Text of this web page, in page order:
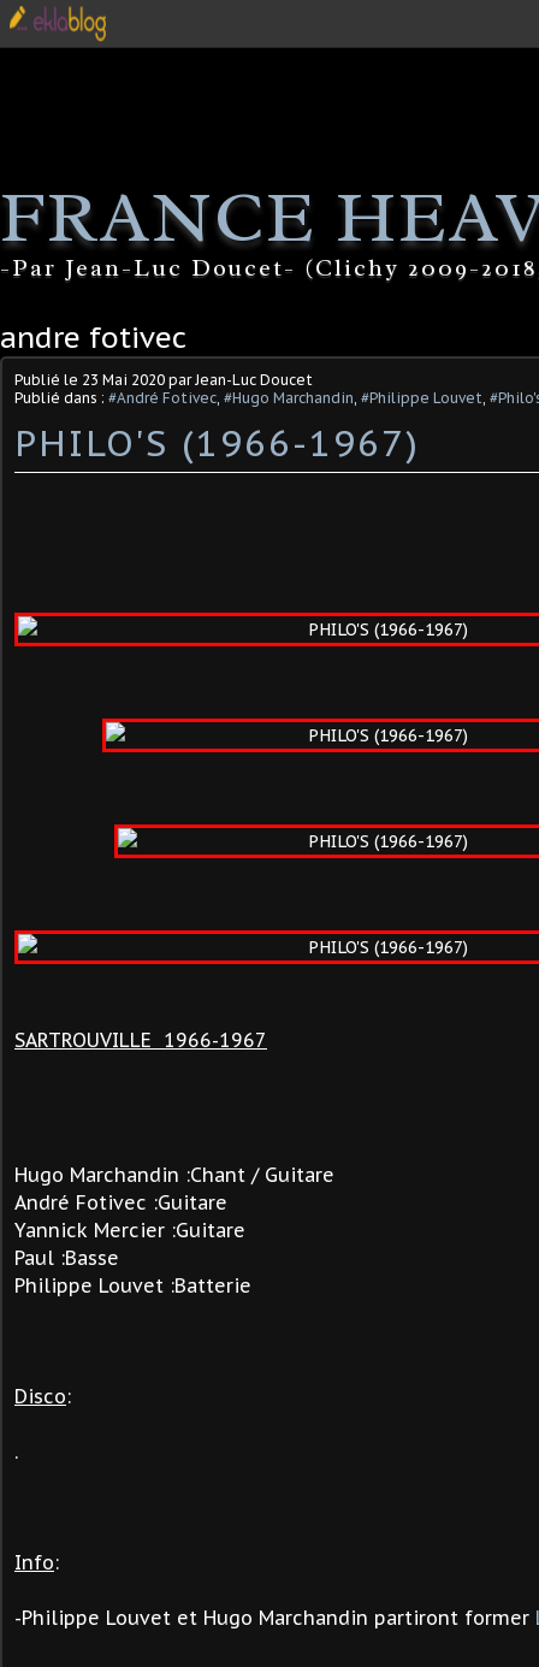
FRANCE
-Par Jean-Luc Doucet- (Clichy 2009-
andre fotivec
Publié le 23 Mai 2020 par Jean-Luc Doucet
Publié dans : #André Fotivec, #Hugo Marchandin, #Philippe Louvet,
PHILO'S (1966-1967)
SARTROUVILLE 1966-1967
Hugo Marchandin :Chant / Guitare
André Fotivec :Guitare
Yannick Mercier :Guitare
Paul :Basse
Philippe Louvet :Batterie
Disco:
.
Info:
-Philippe Louvet et Hugo Marchandin partiront former